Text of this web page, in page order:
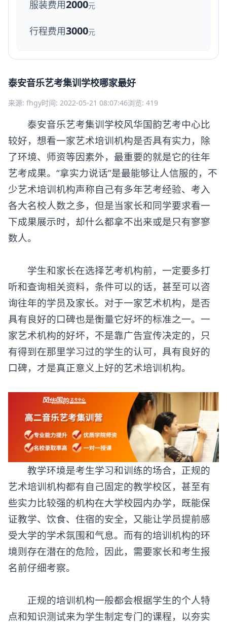
服装费用2000元
行程费用3000元
泰安音乐艺考集训学校哪家最好
来源: fhgy时间: 2022-05-21 08:07:46浏览: 419
泰安音乐艺考集训学校风华国韵艺考中心比
较好，想看一家艺术培训机构是否具有实力，除
了环境、师资等因素外，最重要的就是它的往年
艺考成果。“拿实力说话”是最能够让人信服的，不
少艺术培训机构声称自己有多年艺考经验、考入
各大名校人数之多，但是当家长和同学要求看一
下成果展示时，却什么都拿不出来或是只有寥寥
数人。
学生和家长在选择艺考机构前，一定要多打
听和查询相关资料，条件可以的话，甚至可以咨
询往年的学员及家长。对于一家艺术机构，是否
具有良好的口碑也是衡量它好坏的标准之一。一
家艺术机构的好坏，不是靠广告宣传决定的，只
有得到在那里学习过的学生的认可，具有良好的
口碑，才是真正意义上好的艺术培训机构。
教学环境是考生学习和训练的场合，正规的
艺术培训机构都有自己固定的教学校区，甚至有
些实力比较强的机构在大学校园内办学，既能保
证教学、饮食、住宿的安全，又能让学员提前感
受大学的学术氛围和气息。而有的培训机构的环
境则存在潜在的危险，因此，需要家长和考生报
名前仔细考察。
正规的培训机构一般都会根据学生的个人特
点和知识测试来为学生制定专门的课程，以夯实